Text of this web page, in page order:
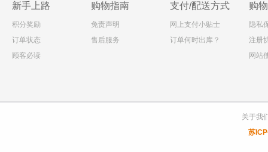
新手上路
积分奖励
订单状态
顾客必读
购物指南
免责声明
售后服务
支付/配送方式
网上支付小贴士
订单何时出库？
购
隐私
注册
网站
关于我
苏